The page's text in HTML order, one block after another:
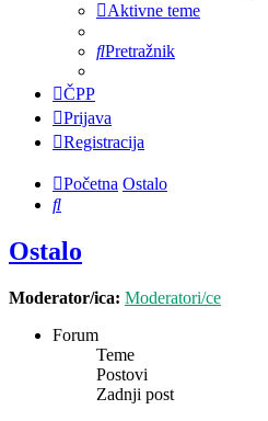
Aktivne teme
Pretražnik
ČPP
Prijava
Registracija
Početna Ostalo
Pretražnik
Ostalo
Moderator/ica: Moderatori/ce
Forum
Teme
Postovi
Zadnji post